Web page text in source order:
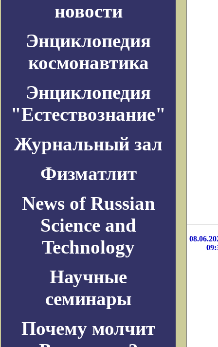
новости
Энциклопедия
космонавтика
Энциклопедия
"Естествознание"
Журнальный зал
Физматлит
News of Russian
Science and
Technology
Научные
семинары
Почему молчит